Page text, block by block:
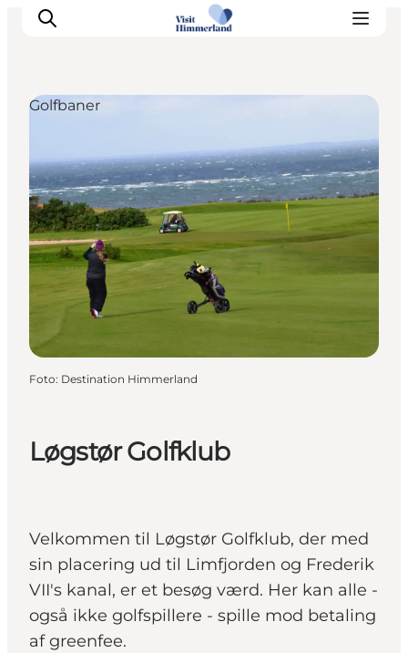
Oplev Himmerland
Udforsk naturen
Himmerlandsbyer
DET SKER
Planlæg din ferie
Book Oplevelser
Praktisk info
Løgstør Golfklub
Velkommen til Løgstør Golfklub, der med
sin placering ud til Limfjorden og Frederik
VII's kanal, er et besøg værd. Her kan alle -
også ikke golfspillere - spille mod betaling
af greenfee.
Golfbaner
Foto: Destination Himmerland